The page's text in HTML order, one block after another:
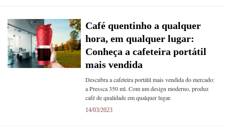
Café quentinho a qualquer
hora, em qualquer lugar:
Conheça a cafeteira portátil
mais vendida
Descubra a cafeteira portátil mais vendida do mercado:
a Pressca 350 ml. Com um design moderno, produz
café de qualidade em qualquer lugar.
14/03/2023